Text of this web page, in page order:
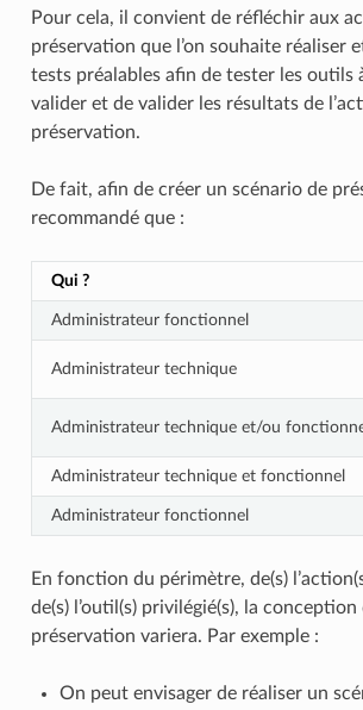
Pour cela, il convient de réfléchir aux
préservation que l’on souhaite réaliser
tests préalables afin de tester les outils
valider et de valider les résultats de
préservation.
De fait, afin de créer un scénario de
recommandé que :
Qui ?
Administrateur fonctionnel
Administrateur technique
Administrateur technique et/ou
Administrateur technique et fonctionnel
Administrateur fonctionnel
En fonction du périmètre, de(s)
de(s) l’outil(s) privilégié(s), la
préservation variera. Par exemple :
On peut envisager de réaliser un